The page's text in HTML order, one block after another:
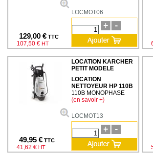
129,00 € TTC
107,50 € HT
LOCMOT06
49,95 € TTC
41,62 € HT
LOCATION KARCHER
PETIT MODELE
LOCATION
NETTOYEUR HP 110B
110B MONOPHASE
(en savoir +)
LOCMOT13